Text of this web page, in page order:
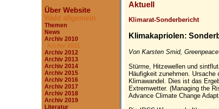
Über Website
Wald allgemein
Themen
News
Archiv 2010
Archiv 2011
Archiv 2012
Archiv 2013
Archiv 2014
Archiv 2015
Archiv 2016
Archiv 2017
Archiv 2018
Archiv 2019
Literatur
Aktuell
Klimarat-Sonderbericht
Klimakapriolen:
Von Karsten Smid,
Stürme, Hitzewellen und
Häufigkeit zunehmen.
Klimawandel. Dies ist das
Extremwetter. (Managing the
Advance Climate Change